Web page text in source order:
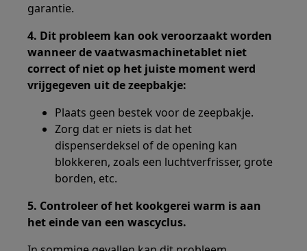
garantie.
4. Dit probleem kan ook veroorzaakt worden
wanneer de vaatwasmachinetablet niet
correct of niet op het juiste moment werd
vrijgegeven uit de zeepbakje:
Plaats geen bestek voor de zeepbakje.
Zorg dat er niets is dat het
dispenserdeksel of de opening kan
blokkeren, zoals een luchtverfrisser, grote
borden, etc.
5. Controleer of het kookgerei warm is aan
het einde van een wascyclus.